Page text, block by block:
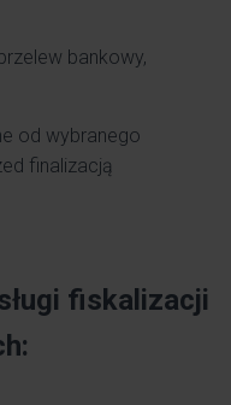
bankowy,
od wybranego
finalizacją
fiskalizacji